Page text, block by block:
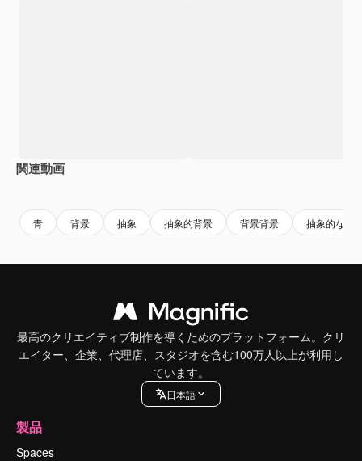
関連動画
青 背景 抽象 抽象的背景 背景背景 抽象的な
最高のクリエイティブ制作を導くためのプラットフォーム。クリ
エイター、企業、代理店、スタジオを含む100万人以上が利用し
ています。
日本語
製品
Spaces